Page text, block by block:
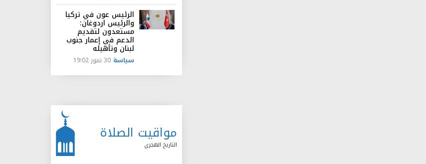
الرئيس عون في تركيا
والرئيس اردوغان:
مستعدون لتقديم
الدعم في إعمار جنوب
لبنان وتأهيله
سياسة 30 تموز 19:02
مواقيت الصلاة
التاريخ الهجري